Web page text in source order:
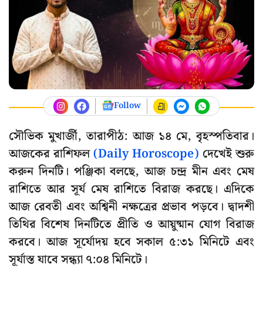
Follow
সৌভিক মুখার্জী, তারাপীঠ: আজ ১৪ মে, বৃহস্পতিবার।
আজকের রাশিফল(Daily Horoscope) দেখেই শুরু
করুন দিনটি। পঞ্জিকা বলছে, আজ চন্দ্র মীন এবং মেষ
রাশিতে আর সূর্য মেষ রাশিতে বিরাজ করছে। এদিকে
আজ রেবতী এবং অশ্বিনী নক্ষত্রের প্রভাব পড়বে। দ্বাদশী
তিথির বিশেষ দিনটিতে প্রীতি ও আয়ুষ্মান যোগ বিরাজ
করবে। আজ সূর্যোদয় হবে সকাল ৫:৩১ মিনিটে এবং
সূর্যাস্ত যাবে সন্ধ্যা ৭:০৪ মিনিটে।